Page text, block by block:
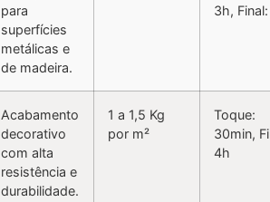
para
superfícies
metálicas e
de madeira.
3h,
Acabamento
decorativo
com alta
resistência e
durabilidade.
1 a 1,5 Kg
por m²
Toque:
30min,
4h